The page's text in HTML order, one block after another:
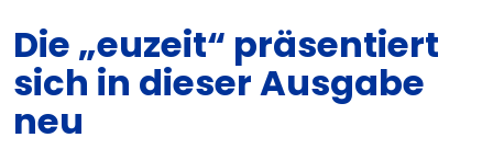
Die „euzeit“ präsentiert
sich in dieser Ausgabe
neu